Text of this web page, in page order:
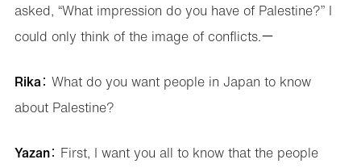
asked, “What impression do you have of Palestine?” I
could only think of the image of conflicts.ー
Rika： What do you want people in Japan to know
about Palestine?
Yazan： First, I want you all to know that the people